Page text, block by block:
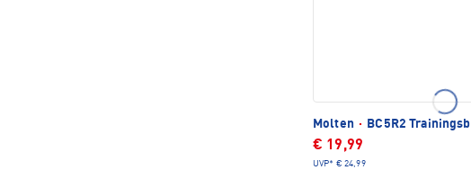
Molten · BC5R2
€ 19,99
UVP* € 24,99